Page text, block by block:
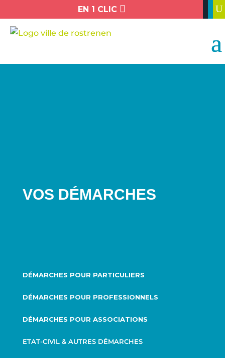
EN 1 CLIC  U
VOS DÉMARCHES
DÉMARCHES POUR PARTICULIERS
DÉMARCHES POUR PROFESSIONNELS
DÉMARCHES POUR ASSOCIATIONS
ETAT-CIVIL & AUTRES DÉMARCHES